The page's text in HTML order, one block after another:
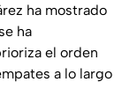
ha mostrado
ha
el orden
a lo largo